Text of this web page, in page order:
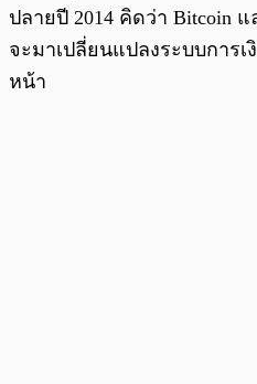
ปลายปี 2014 คิดว่า Bitcoin แ
จะมาเปลี่ยนแปลงระบบการ
หน้า